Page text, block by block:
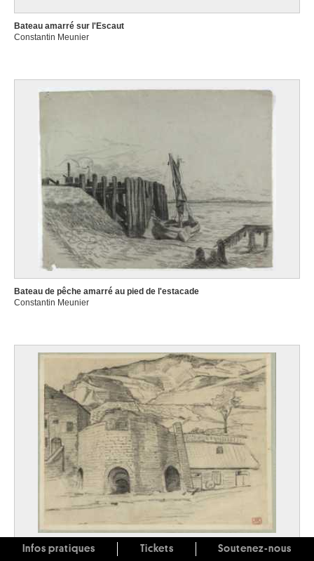
Bateau amarré sur l'Escaut
Constantin Meunier
Bateau de pêche amarré au pied de l'estacade
Constantin Meunier
Bâtiments au pied d'un terril
Infos pratiques Tickets Soutenez-nous